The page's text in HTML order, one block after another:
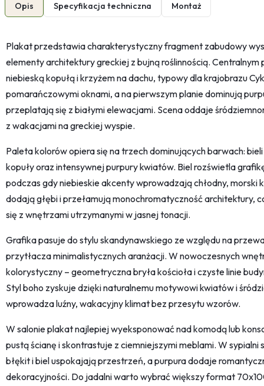
Opis Specyfikacja techniczna Montaż
Plakat przedstawia charakterystyczny fragment zabudowy
elementy architektury greckiej z bujną roślinnością. Centralnym
niebieską kopułą i krzyżem na dachu, typowy dla krajobrazu
pomarańczowymi oknami, a na pierwszym planie dominują
przeplatają się z białymi elewacjami. Scena oddaje
z wakacjami na greckiej wyspie.
Paleta kolorów opiera się na trzech dominujących barwach:
kopuły oraz intensywnej purpury kwiatów. Biel rozświetla
podczas gdy niebieskie akcenty wprowadzają chłodny, morski
dodają głębi i przełamują monochromatyczność architektury,
się z wnętrzami utrzymanymi w jasnej tonacji.
Grafika pasuje do stylu skandynawskiego ze względu na
przytłacza minimalistycznych aranżacji. W nowoczesnych
kolorystyczny – geometryczna bryła kościoła i czyste linie
Styl boho zyskuje dzięki naturalnemu motywowi kwiatów i
wprowadza luźny, wakacyjny klimat bez przesytu wzorów.
W salonie plakat najlepiej wyeksponować nad komodą lub
pustą ścianę i skontrastuje z ciemniejszymi meblami. W sypialni
błękit i biel uspokajają przestrzeń, a purpura dodaje
dekoracyjności. Do jadalni warto wybrać większy format